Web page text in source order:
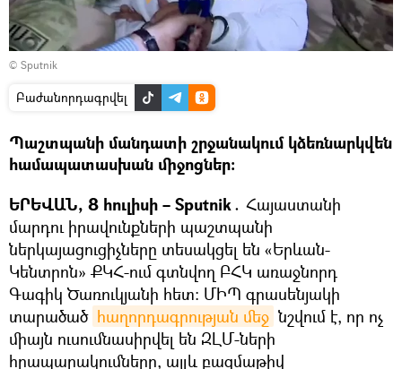
© Sputnik
Բաժանորդագրվել
Պաշտպանի մանդատի շրջանակում կձեռնարկվեն
համապատասխան միջոցներ։
ԵՐԵՎԱՆ, 8 հուլիսի – Sputnik․ Հայաստանի
մարդու իրավունքների պաշտպանի
ներկայացուցիչները տեսակցել են «Երևան-
Կենտրոն» ՔԿՀ-ում գտնվող ԲՀԿ առաջնորդ
Գագիկ Ծառուկյանի հետ։ ՄԻՊ գրասենյակի
տարածած հաղորդագրության մեջ նշվում է, որ ոչ
միայն ուսումնասիրվել են ԶԼՄ-ների
հրապարակումները, այլև բազմաթիվ